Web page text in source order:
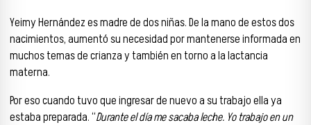
Yeimy Hernández es madre de dos niñas. De la mano de estos dos
nacimientos, aumentó su necesidad por mantenerse informada en
muchos temas de crianza y también en torno a la lactancia
materna.
Por eso cuando tuvo que ingresar de nuevo a su trabajo ella ya
estaba preparada. “Durante el día me sacaba leche. Yo trabajo en un